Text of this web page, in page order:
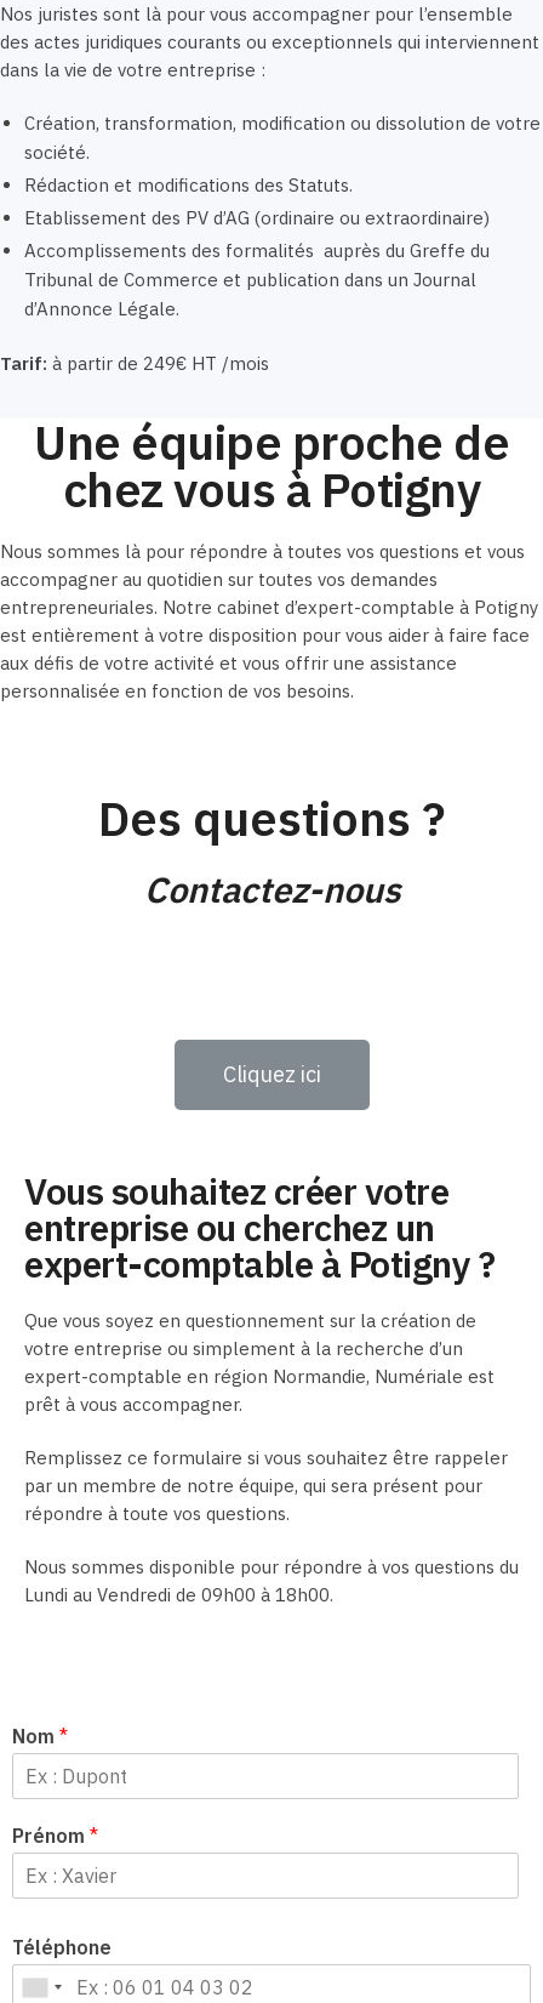
Nos juristes sont là pour vous accompagner pour l’ensemble
des actes juridiques courants ou exceptionnels qui interviennent
dans la vie de votre entreprise :
Création, transformation, modification ou dissolution de votre
société.
Rédaction et modifications des Statuts.
Etablissement des PV d’AG (ordinaire ou extraordinaire)
Accomplissements des formalités auprès du Greffe du
Tribunal de Commerce et publication dans un Journal
d’Annonce Légale.
Tarif: à partir de 249€ HT /mois
Une équipe proche de
chez vous à Potigny
Nous sommes là pour répondre à toutes vos questions et vous
accompagner au quotidien sur toutes vos demandes
entrepreneuriales. Notre cabinet d’expert-comptable à Potigny
est entièrement à votre disposition pour vous aider à faire face
aux défis de votre activité et vous offrir une assistance
personnalisée en fonction de vos besoins.
Des questions ?
Contactez-nous
Cliquez ici
Vous souhaitez créer votre
entreprise ou cherchez un
expert-comptable à Potigny ?
Que vous soyez en questionnement sur la création de
votre entreprise ou simplement à la recherche d’un
expert-comptable en région Normandie, Numériale est
prêt à vous accompagner.
Remplissez ce formulaire si vous souhaitez être rappeler
par un membre de notre équipe, qui sera présent pour
répondre à toute vos questions.
Nous sommes disponible pour répondre à vos questions du
Lundi au Vendredi de 09h00 à 18h00.
Nom *
Prénom *
Téléphone